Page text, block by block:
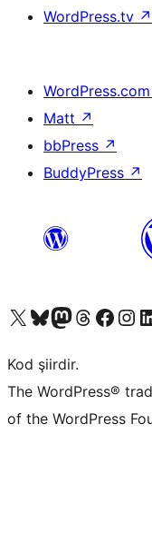
WordPress.tv ↗
WordPress.com
Matt ↗
bbPress ↗
BuddyPress ↗
X (eski Twitter) hesabımıza bakın
Bluesky hesabımızı ziyaret edinMastodon hesabımızı ziyaret edinThreads hesabımızı ziyaret edinFacebook sayfamızı ziyaret edin
Instagram hesabımızı
Kod şiirdir.
The WordPress®
of the WordPress